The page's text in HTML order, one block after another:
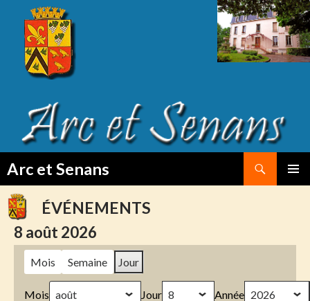
Arc et Senans
TO
CONTENTÉVÉNEMENTS
8 août 2026
Mois Semaine Jour
Mois Jour Année